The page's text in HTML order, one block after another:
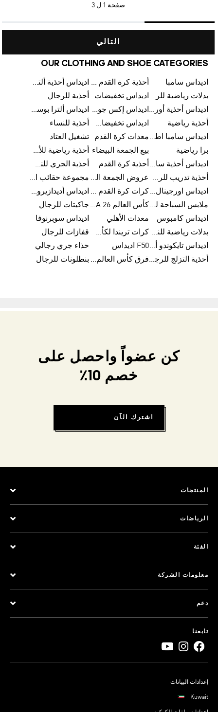
صفحة 1 ل 3
التالي
OUR CLOTHING AND SHOE CATEGORIES
اديداس سامبا أحذية كرة القدم للرجال
اديداس أحذية ألترا بوست للرجال
بدلات رياضية للرجال اديداس تخفيضات
أحذية للرجال
اديداس أحذية أورجينالز
اديداس إكس جود بيلينغهام
اديداس ألترا بوست
أحذية رياضية
اديداس تخفيضات للأطفال
أحذية للنساء
اديداس سامبا اطفالمعدات كرة القدم
تشغيل العتاد
برا رياضية
بيع الجمعة البيضاء
أحذية رياضية للأطفال
اديداس أحذية سامبا للنساء أحذية كرة القدم
أحذية الجري للنساء
أحذية تدريب للرجال
عروض الجمعة البيضاء للرجال
مجموعة حقائب الظهر
اديداس اورجينال ملابس
كرات كرة القدم للرجال
اديداس أديدازيرو معدات الجري
ملابس السباحة للرجال
كأس العالم FIFA 26™ جاكيتات للرجال
اديداس كامبوس
معدات الأهلي
اديداس سوبرنوفا
بدلات رياضية للنساء
كرات تريندا لكأس العالم FIFA 26™
قفازات للرجال
اديداس تايكوندو أورجنالزF50 اديداس
حذاء جري رجالي
أحذية التزلج للرجال
فرق كأس العالم FIFA 26™ بنطلونات للرجال
كن عضواً واحصل على
خصم 10٪
اشترك الآن
المنتجات
الرياضات
الفئة
معلومات الشركة
دعم
تابعنا
إعدادات البيانات
Kuwait